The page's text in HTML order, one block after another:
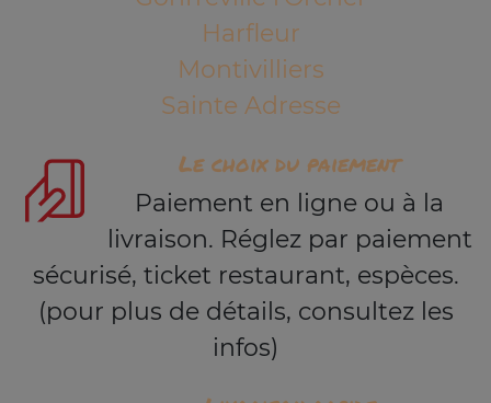
Harfleur
Montivilliers
Sainte Adresse
Le choix du paiement
Paiement en ligne ou à la
livraison. Réglez par paiement
sécurisé, ticket restaurant, espèces.
(pour plus de détails, consultez les
infos)